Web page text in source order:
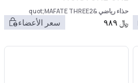
حذاء رياضي &quot;MAFATE THREE2
WORDMARK&quot;.﷼ ٩٨٩ سعر الأعضاء